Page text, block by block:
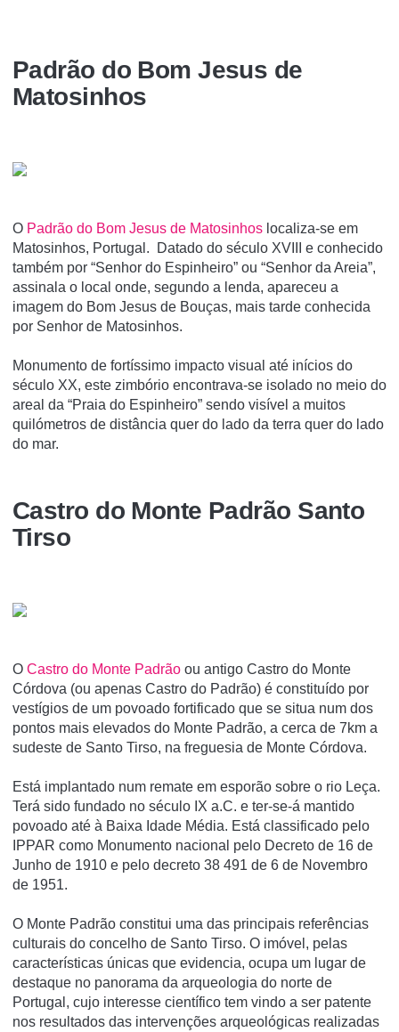
Padrão do Bom Jesus de
Matosinhos
O Padrão do Bom Jesus de Matosinhos localiza-se em
Matosinhos, Portugal. Datado do século XVIII e conhecido
também por “Senhor do Espinheiro” ou “Senhor da Areia”,
assinala o local onde, segundo a lenda, apareceu a
imagem do Bom Jesus de Bouças, mais tarde conhecida
por Senhor de Matosinhos.
Monumento de fortíssimo impacto visual até inícios do
século XX, este zimbório encontrava-se isolado no meio do
areal da “Praia do Espinheiro” sendo visível a muitos
quilómetros de distância quer do lado da terra quer do lado
do mar.
Castro do Monte Padrão Santo
Tirso
O Castro do Monte Padrão ou antigo Castro do Monte
Córdova (ou apenas Castro do Padrão) é constituí­do por
vestí­gios de um povoado fortificado que se situa num dos
pontos mais elevados do Monte Padrão, a cerca de 7km a
sudeste de Santo Tirso, na freguesia de Monte Córdova.
Está implantado num remate em esporão sobre o rio Leça.
Terá sido fundado no século IX a.C. e ter-se-á mantido
povoado até à Baixa Idade Média. Está classificado pelo
IPPAR como Monumento nacional pelo Decreto de 16 de
Junho de 1910 e pelo decreto 38 491 de 6 de Novembro
de 1951.
O Monte Padrão constitui uma das principais referências
culturais do concelho de Santo Tirso. O imóvel, pelas
características únicas que evidencia, ocupa um lugar de
destaque no panorama da arqueologia do norte de
Portugal, cujo interesse científico tem vindo a ser patente
nos resultados das intervenções arqueológicas realizadas